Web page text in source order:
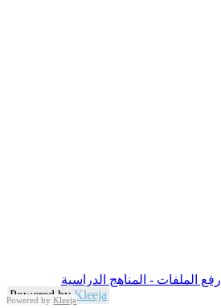
Powered byKleeja
رفع الملفات - المناهج الدراسية
Powered byKleeja